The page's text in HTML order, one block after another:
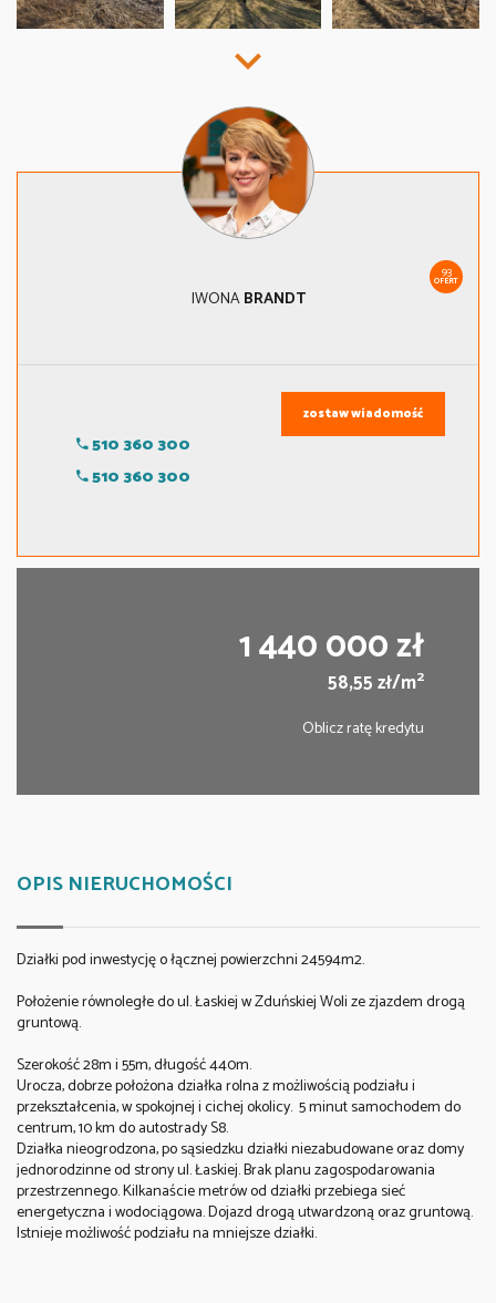
93
OFERT
IWONABRANDT
510 360 300
510 360 300
zostaw wiadomość
1 440 000 zł
58,55 zł/m2
Oblicz ratę kredytu
OPIS NIERUCHOMOŚCI
Działki pod inwestycję o łącznej powierzchni 24594m2.
Położenie równoległe do ul. Łaskiej w Zduńskiej Woli ze zjazdem drogą
gruntową.
Szerokość 28m i 55m, długość 440m.
Urocza, dobrze położona działka rolna z możliwością podziału i
przekształcenia, w spokojnej i cichej okolicy. 5 minut samochodem do
centrum, 10 km do autostrady S8.
Działka nieogrodzona, po sąsiedzku działki niezabudowane oraz domy
jednorodzinne od strony ul. Łaskiej. Brak planu zagospodarowania
przestrzennego. Kilkanaście metrów od działki przebiega sieć
energetyczna i wodociągowa. Dojazd drogą utwardzoną oraz gruntową.
Istnieje możliwość podziału na mniejsze działki.